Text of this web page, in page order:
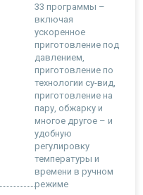
33 программы –
включая
ускоренное
приготовление под
давлением,
приготовление по
технологии су-вид,
приготовление на
пару, обжарку и
многое другое – и
удобную
регулировку
температуры и
времени в ручном
режиме